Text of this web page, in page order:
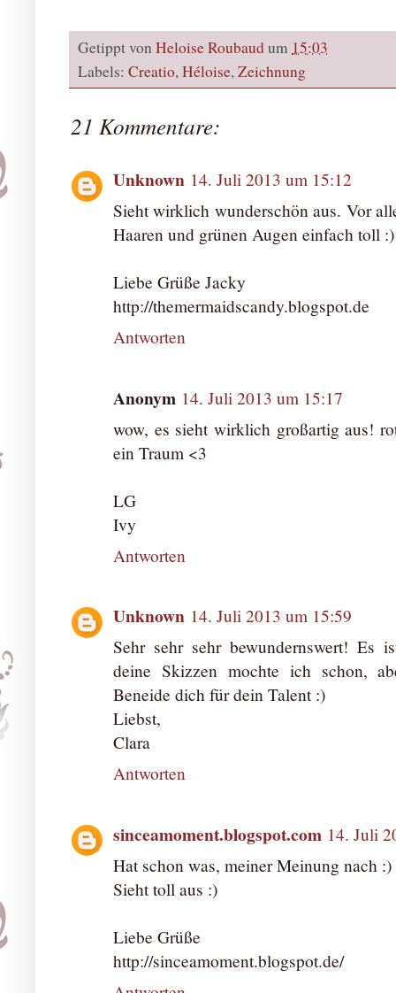
Getippt von Heloise Roubaudum 15:03
Labels: Creatio,Héloise,Zeichnung
21 Kommentare:
Unknown 14. Juli 2013 um 15:12
Sieht wirklich wunderschön aus. Vor
Haaren und grünen Augen einfach toll :)
Liebe Grüße Jacky
http://themermaidscandy.blogspot.de
Antworten
Anonym 14. Juli 2013 um 15:17
wow, es sieht wirklich großartig aus!
ein Traum <3
LG
Ivy
Antworten
Unknown 14. Juli 2013 um 15:59
Sehr sehr sehr bewundernswert! Es
deine Skizzen mochte ich schon,
Beneide dich für dein Talent :)
Liebst,
Clara
Antworten
sinceamoment.blogspot.com 14. Juli
Hat schon was, meiner Meinung nach :)
Sieht toll aus :)
Liebe Grüße
http://sinceamoment.blogspot.de/